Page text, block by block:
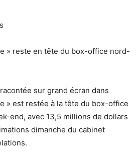
» reste en tête du box-office nord-
sur grand écran dans
» est restée à la tête du box-office
end, avec 13,5 millions de dollars
dimanche du cabinet